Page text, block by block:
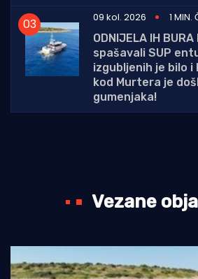
09 kol. 2026
1 MIN.
ODNIJELA IH
spašavali SUP
izgubljenih je bilo i
kod Murtera je
gumenjaka!
Vezane